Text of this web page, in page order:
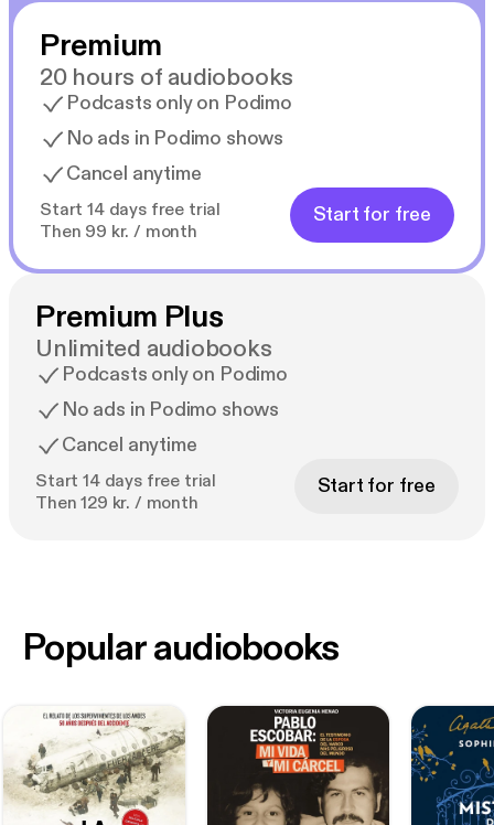
Premium
20 hours of audiobooks
Podcasts only on Podimo
No ads in Podimo shows
Cancel anytime
Start 14 days free trial
Then 99 kr. / month
Start for free
Premium Plus
Unlimited audiobooks
Podcasts only on Podimo
No ads in Podimo shows
Cancel anytime
Start 14 days free trial
Then 129 kr. / month
Start for free
Popular audiobooks